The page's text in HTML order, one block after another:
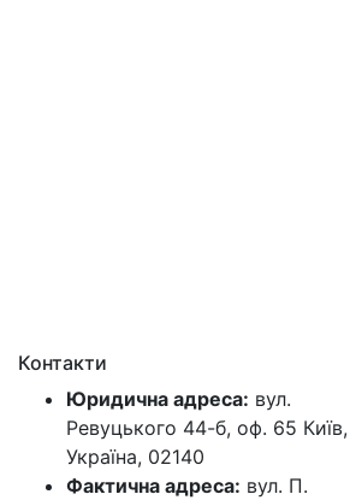
Контакти
Юридична адреса: вул.
Ревуцького 44-б, оф. 65 Київ,
Україна, 02140
Фактична адреса: вул. П.